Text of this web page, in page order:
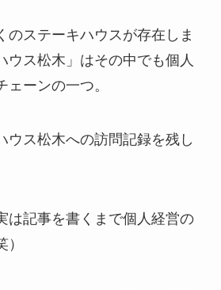
のステーキハウスが存在しま
ウス松木」はその中でも個人
ーンの一つ。
ウス松木への訪問記録を残し
は記事を書くまで個人経営の